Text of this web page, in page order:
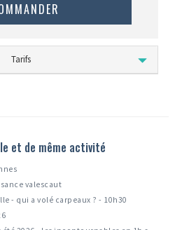
Tarifs
et de même activité
valescaut
- qui a volé carpeaux ? - 10h30